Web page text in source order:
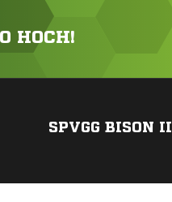
HOCH!
SPVGG BISON II